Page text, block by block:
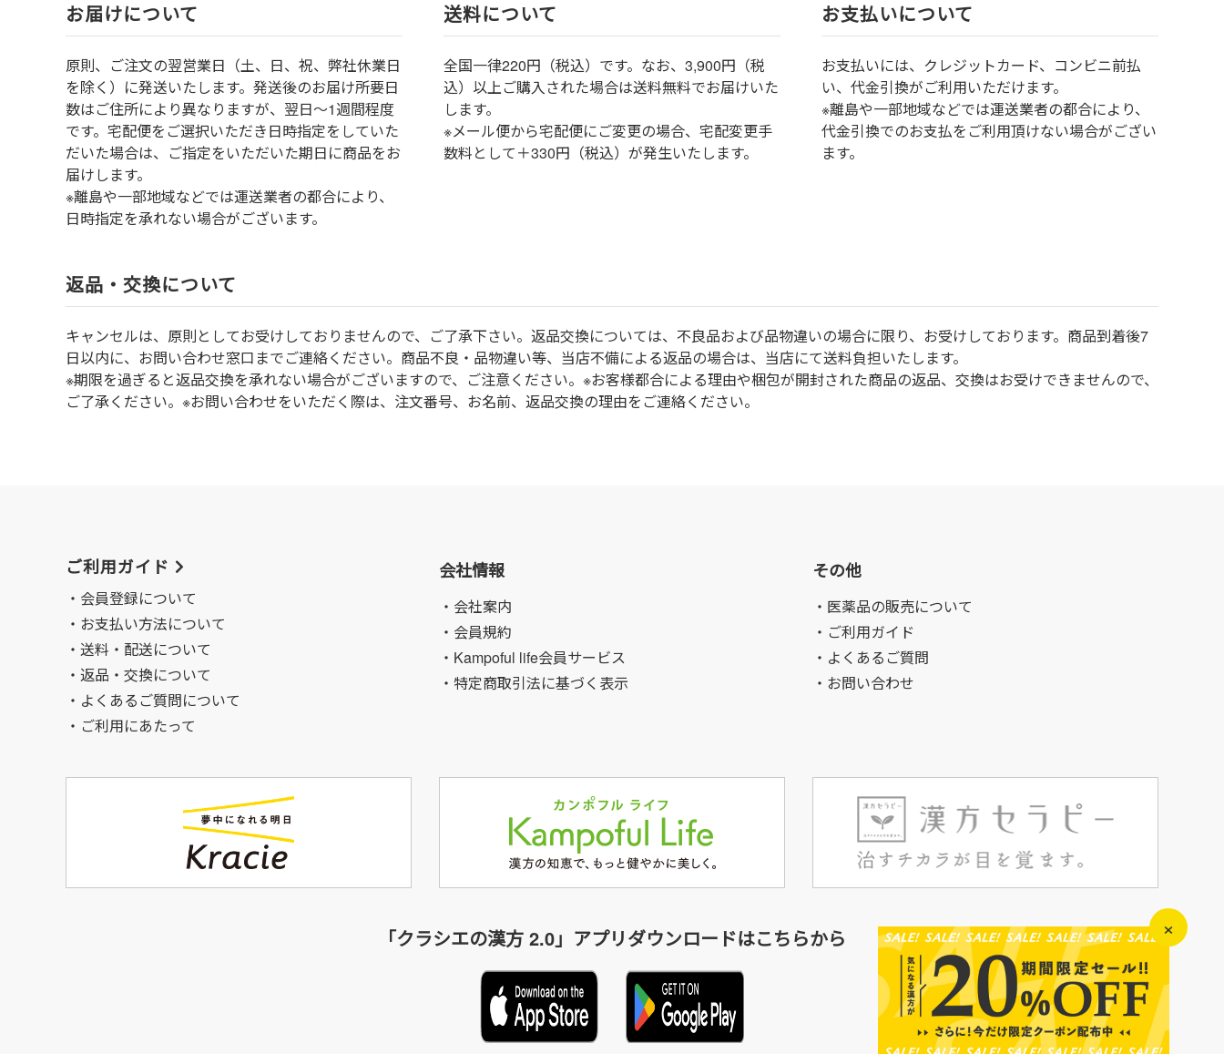
お届けについて
原則、ご注文の翌営業日（土、日、祝、弊社休業日
を除く）に発送いたします。発送後のお届け所要日
数はご住所により異なりますが、翌日～1週間程度
です。宅配便をご選択いただき日時指定をしていた
だいた場合は、ご指定をいただいた期日に商品をお
届けします。
※離島や一部地域などでは運送業者の都合により、
日時指定を承れない場合がございます。
送料について
全国一律220円（税込）です。なお、3,900円（税
込）以上ご購入された場合は送料無料でお届けいた
します。
※メール便から宅配便にご変更の場合、宅配変更手
数料として＋330円（税込）が発生いたします。
お⽀払いについて
お⽀払いには、クレジットカード、コンビニ前払
い、代金引換がご利用いただけます。
※離島や一部地域などでは運送業者の都合により、
代金引換でのお支払をご利用頂けない場合がござい
ます。
返品・交換について
キャンセルは、原則としてお受けしておりませんので、ご了承下さい。返品交換については、不良品および品物違いの場合に限り、お受けしております。商品到着後7
⽇以内に、お問い合わせ窓⼝までご連絡ください。商品不良・品物違い等、当店不備による返品の場合は、当店にて送料負担いたします。
※期限を過ぎると返品交換を承れない場合がございますので、ご注意ください。※お客様都合による理由や梱包が開封された商品の返品、交換はお受けできませんので、
ご了承ください。※お問い合わせをいただく際は、注文番号、お名前、返品交換の理由をご連絡ください。
ご利用ガイド
会員登録について
お支払い方法について
送料・配送について
返品・交換について
よくあるご質問について
ご利用にあたって
会社情報
・会社案内
・会員規約
・Kampoful life会員サービス
・特定商取引法に基づく表示
その他
・医薬品の販売について
・ご利用ガイド
・よくあるご質問
・お問い合わせ
「クラシエの漢方 2.0」アプリダウンロードはこちらから ×